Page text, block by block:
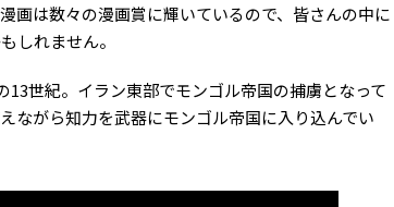
画は数々の漫画賞に輝いているので、皆さんの中に
しれません。
13世紀。イラン東部でモンゴル帝国の捕虜となって
ながら知力を武器にモンゴル帝国に入り込んでい